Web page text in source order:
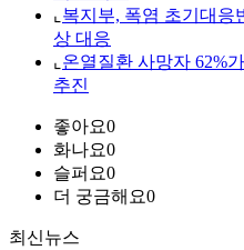
⌞ 복지부, 폭염 초기대응
상 대응
⌞ 온열질환 사망자 62%
추진
좋아요0
화나요0
슬퍼요0
더 궁금해요0
최신뉴스